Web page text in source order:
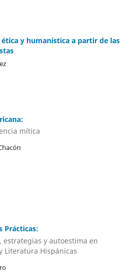
y humanística a partir de las
mítica
Prácticas:
y autoestima en
Literatura Hispánicas